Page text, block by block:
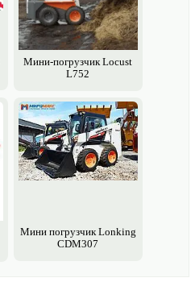
Мини-погрузчик Locust
L752
Мини погрузчик Lonking
CDM307